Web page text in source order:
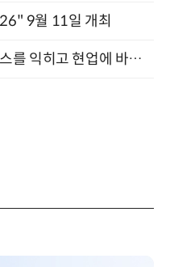
9월 11일 개최
단 하루, 이론과 실습으로 하네스를 익히고 현업에 바로 쓰는 핸즈온 워크숍 (8/20)